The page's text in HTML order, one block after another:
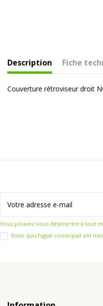
Description Fiche
Couverture rétroviseur droit
Vous pouvez vous désinscrire à tout
Enim quis fugiat consequat elit